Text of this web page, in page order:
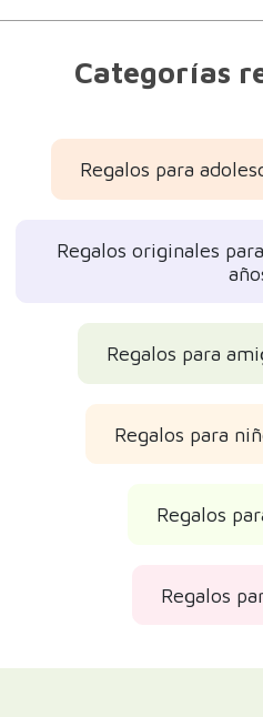
Categorías
Regalos para
Regalos originales
Regalos para
Regalos para
Regalos
Regalos